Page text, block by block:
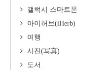
갤럭시 스마트폰
아이허브(iHerb)
여행
사진(写真)
도서